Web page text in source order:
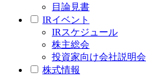
目論見書
IRイベント
IRスケジュール
株主総会
投資家向け会社説明会
株式情報